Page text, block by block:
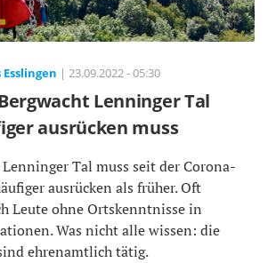
| 23.09.2022 - 05:30
Lenninger Tal
ausrücken muss
Tal muss seit der Corona-
ausrücken als früher. Oft
Leute ohne Ortskenntnisse in
Was nicht alle wissen: die
ehrenamtlich tätig.